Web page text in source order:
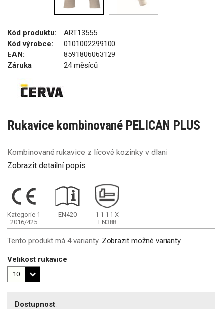
Kód produktu:
ART13555
Kód výrobce:
0101002299100
EAN:
8591806063129
Záruka
24 měsíců
Rukavice kombinované PELICAN PLUS
Kombinované rukavice z lícové kozinky v dlani
Zobrazit detailní popis
Kategorie 1
2016/425
EN420 1 1 1 1 X
EN388
Tento produkt má 4 varianty. Zobrazit možné varianty
Velikost rukavice
Dostupnost: